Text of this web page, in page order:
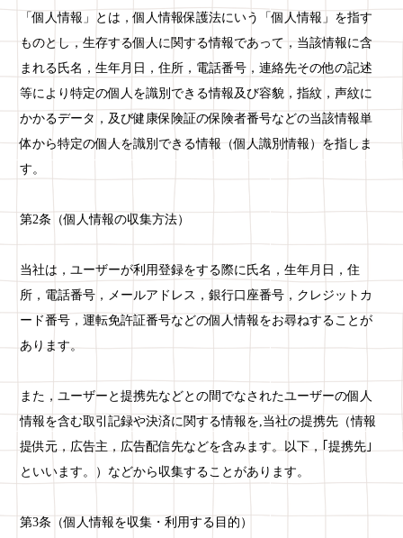
「個人情報」とは，個人情報保護法にいう「個人情報」を指す
ものとし，生存する個人に関する情報であって，当該情報に含
まれる氏名，生年月日，住所，電話番号，連絡先その他の記述
等により特定の個人を識別できる情報及び容貌，指紋，声紋に
かかるデータ，及び健康保険証の保険者番号などの当該情報単
体から特定の個人を識別できる情報（個人識別情報）を指しま
す。
第2条（個人情報の収集方法）
当社は，ユーザーが利用登録をする際に氏名，生年月日，住
所，電話番号，メールアドレス，銀行口座番号，クレジットカ
ード番号，運転免許証番号などの個人情報をお尋ねすることが
あります。
また，ユーザーと提携先などとの間でなされたユーザーの個人
情報を含む取引記録や決済に関する情報を,当社の提携先（情報
提供元，広告主，広告配信先などを含みます。以下，｢提携先｣
といいます。）などから収集することがあります。
第3条（個人情報を収集・利用する目的）